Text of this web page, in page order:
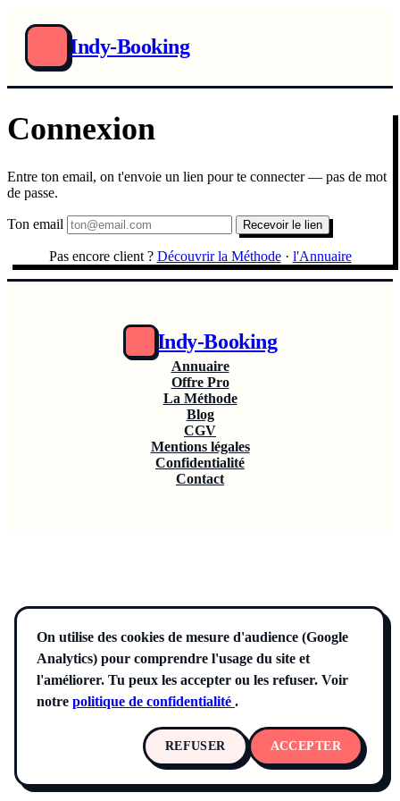
Indy-Booking
Connexion
Entre ton email, on t'envoie un lien pour te connecter — pas de mot
de passe.
Ton email Recevoir le lien
Pas encore client ? Découvrir la Méthode · l'Annuaire
Indy-Booking
Annuaire
Offre Pro
La Méthode
Blog
CGV
Mentions légales
Confidentialité
Contact
On utilise des cookies de mesure d'audience (Google
Analytics) pour comprendre l'usage du site et
l'améliorer. Tu peux les accepter ou les refuser. Voir
notre politique de confidentialité .
REFUSER ACCEPTER